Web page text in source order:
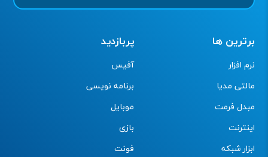
برترین ها
نرم افزار
مالتی مدیا
مبدل فرمت
اینترنت
ابزار شبکه
پربازدید
آفیس
برنامه نویسی
موبایل
بازی
فونت